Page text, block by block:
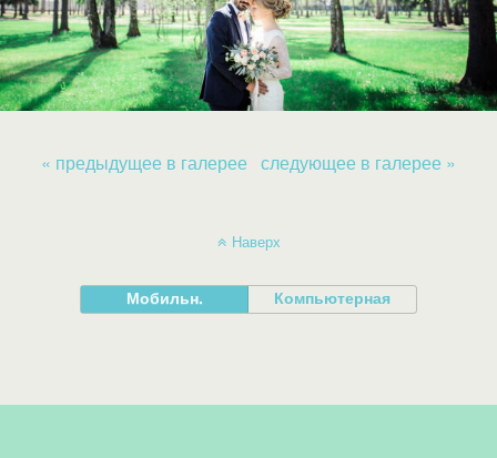
« предыдущее в галерее следующее в галерее »
Наверх
Мобильн. Компьютерная